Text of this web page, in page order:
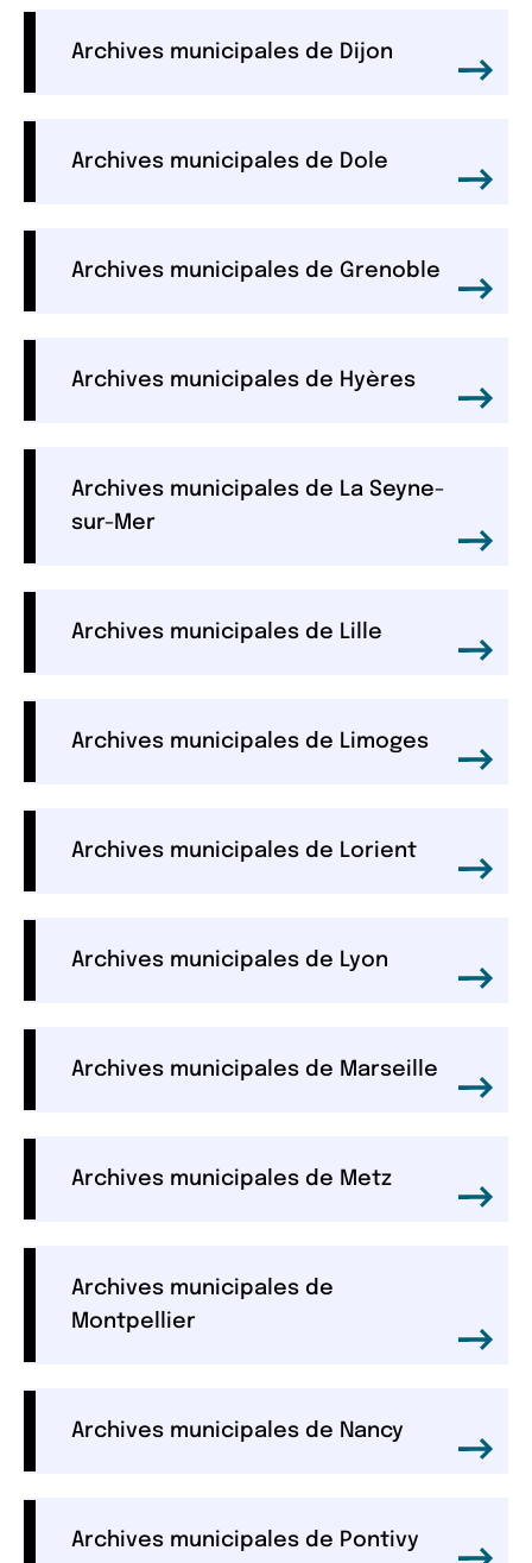
Archives municipales de Dijon
Archives municipales de Dole
Archives municipales de Grenoble
Archives municipales de Hyères
Archives municipales de La Seyne-
sur-Mer
Archives municipales de Lille
Archives municipales de Limoges
Archives municipales de Lorient
Archives municipales de Lyon
Archives municipales de Marseille
Archives municipales de Metz
Archives municipales de
Montpellier
Archives municipales de Nancy
Archives municipales de Pontivy